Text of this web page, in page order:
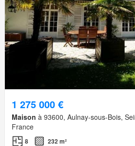
1 275 000 €
Maison à 93600, Aulnay-sous-Bois,
France
8 232 m²